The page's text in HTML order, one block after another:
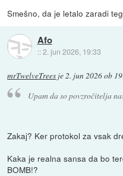
Smešno, da je letalo zaradi
Afo
::2. jun 2026, 19:33
mrTwelveTrees je2. jun 2026 ob
Upam da so povzročitelja
Zakaj? Ker protokol za vsak
Kaka je realna sansa da bo
BOMB!?